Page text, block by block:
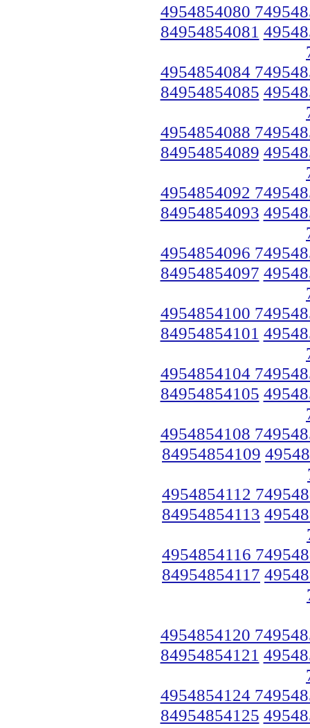
4954854080
84954854081
4954854084
84954854085
4954854088
84954854089
4954854092
84954854093
4954854096
84954854097
4954854100
84954854101
4954854104
84954854105
4954854108
84954854109
4954854112
84954854113
4954854116
84954854117
4954854120
84954854121
4954854124
84954854125